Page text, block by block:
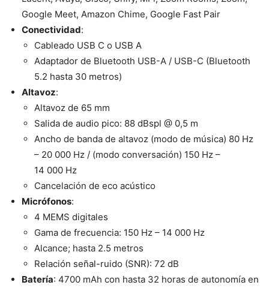
Google Meet, Amazon Chime, Google Fast Pair
Conectividad:
Cableado USB C o USB A
Adaptador de Bluetooth USB-A / USB-C (Bluetooth
5.2 hasta 30 metros)
Altavoz:
Altavoz de 65 mm
Salida de audio pico: 88 dBspl @ 0,5 m
Ancho de banda de altavoz (modo de música) 80 Hz
– 20 000 Hz / (modo conversación) 150 Hz –
14 000 Hz
Cancelación de eco acústico
Micrófonos:
4 MEMS digitales
Gama de frecuencia: 150 Hz – 14 000 Hz
Alcance; hasta 2.5 metros
Relación señal-ruido (SNR): 72 dB
Batería: 4700 mAh con hasta 32 horas de autonomía en